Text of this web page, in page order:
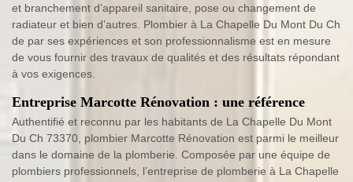
et branchement d’appareil sanitaire, pose ou changement de
radiateur et bien d’autres. Plombier à La Chapelle Du Mont Du Ch
de par ses expériences et son professionnalisme est en mesure
de vous fournir des travaux de qualités et des résultats répondant
à vos exigences.
Entreprise Marcotte Rénovation : une référence
Authentifié et reconnu par les habitants de La Chapelle Du Mont
Du Ch 73370, plombier Marcotte Rénovation est parmi le meilleur
dans le domaine de la plomberie. Composée par une équipe de
plombiers professionnels, l’entreprise de plomberie à La Chapelle